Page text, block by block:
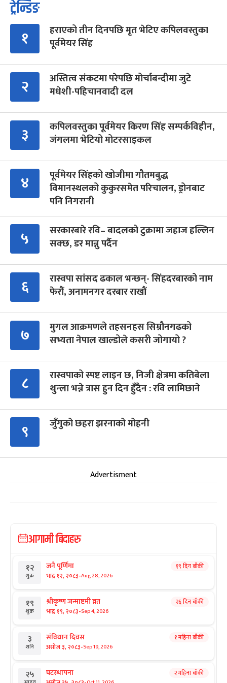
ट्रेन्डिङ
१
हराएको तीन दिनपछि मृत भेटिए कपिलवस्तुका
पूर्वमेयर सिंह
२
अस्तित्व संकटमा परेपछि मोर्चाबन्दीमा जुटे
मधेशी-पहिचानवादी दल
३
कपिलवस्तुका पूर्वमेयर किरण सिंह सम्पर्कविहीन,
जंगलमा भेटियो मोटरसाइकल
४
पूर्वमेयर सिंहको खोजीमा गौतमबुद्ध
विमानस्थलको कुकुरसमेत परिचालन, ड्रोनबाट
पनि निगरानी
५
सरकारबारे रवि– बादलको टुक्रामा जहाज हल्लिन
सक्छ, डर मान्नु पर्दैन
६
रास्वपा सांसद ढकाल भन्छन्- सिंहदरबारको नाम
फेरौं, अनामनगर दरबार राखौं
७
मुगल आक्रमणले तहसनहस सिम्रौनगढको
सभ्यता नेपाल खाल्डोले कसरी जोगायो ?
८
रास्वपाको स्पष्ट लाइन छ, निजी क्षेत्रमा कतिबेला
थुन्ला भन्ने त्रास हुन दिन हुँदैन : रवि लामिछाने
९ जुँगुको छहरा झरनाको मोहनी
Advertisment
आगामी बिदाहरु
१२
शुक्र
जनै पूर्णिमा
भाद्र १२, २०८३-Aug 28, 2026
१९ दिन बाँकी
१९
शुक्र
श्रीकृष्ण जन्माष्टमी व्रत
भाद्र १९, २०८३-Sep 4, 2026
२६ दिन बाँकी
३
शनि
संविधान दिवस
असोज ३, २०८३-Sep 19, 2026
१ महिना बाँकी
२५ घटस्थापना २ महिना बाँकी